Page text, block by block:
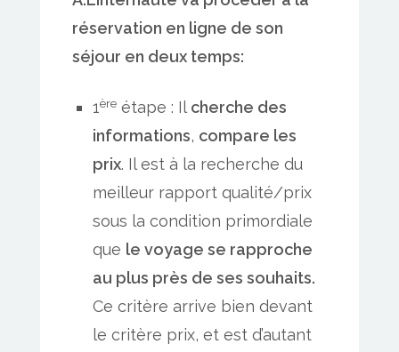
réservation en ligne de son
séjour en deux temps:
1ère étape : Ilcherche des
informations, compare les
prix. Il est à la recherche du
meilleur rapport qualité/prix
sous la condition primordiale
que le voyage se rapproche
au plus près de ses souhaits.
Ce critère arrive bien devant
le critère prix, et est d’autant